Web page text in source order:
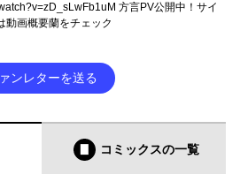
方言PV公開中！サイ
動画概要蘭をチェック
ンレターを送る
コミックスの一覧